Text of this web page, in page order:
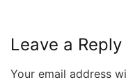
Leave a Reply
Your email address